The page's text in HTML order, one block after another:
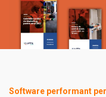
Software performant